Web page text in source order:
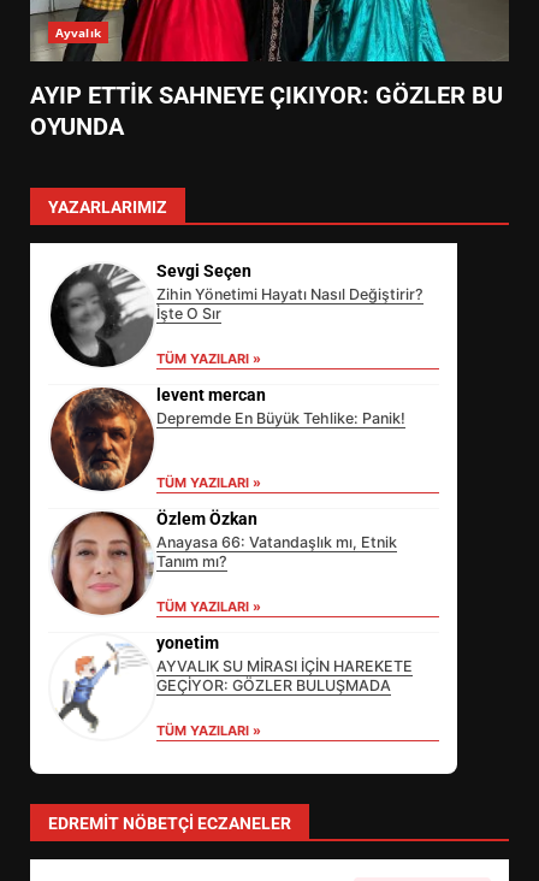
Ayvalık
AYIP ETTİK SAHNEYE ÇIKIYOR: GÖZLER BU
OYUNDA
YAZARLARIMIZ
Sevgi Seçen
Zihin Yönetimi Hayatı Nasıl Değiştirir?
İşte O Sır
TÜM YAZILARI »
levent mercan
Depremde En Büyük Tehlike: Panik!
TÜM YAZILARI »
Özlem Özkan
Anayasa 66: Vatandaşlık mı, Etnik
Tanım mı?
TÜM YAZILARI »
yonetim
AYVALIK SU MİRASI İÇİN HAREKETE
GEÇİYOR: GÖZLER BULUŞMADA
TÜM YAZILARI »
EDREMIT NÖBETÇI ECZANELER
SÜRDÜRÜLEBİLİRLİKTE NE
DEĞİŞECEK?
4